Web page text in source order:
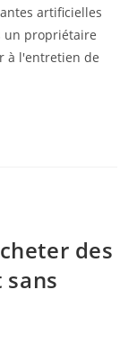
artificielles
un propriétaire
à l'entretien de
des